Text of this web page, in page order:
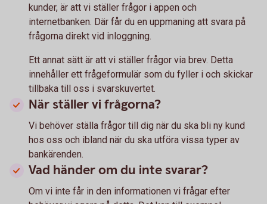
kunder, är att vi ställer frågor i appen och
internetbanken. Där får du en uppmaning att svara på
frågorna direkt vid inloggning.
Ett annat sätt är att vi ställer frågor via brev. Detta
innehåller ett frågeformulär som du fyller i och skickar
tillbaka till oss i svarskuvertet.
När ställer vi frågorna?
Vi behöver ställa frågor till dig när du ska bli ny kund
hos oss och ibland när du ska utföra vissa typer av
bankärenden.
Vad händer om du inte svarar?
Om vi inte får in den informationen vi frågar efter